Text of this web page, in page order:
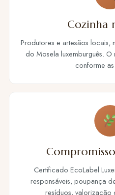
Cozinha
Produtores e artesãos locais,
do Mosela luxemburguês. O
conforme
Certificado EcoLabel
responsáveis, poupança
resíduos, valorização